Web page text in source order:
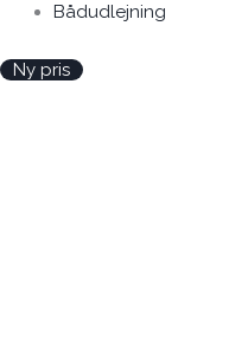
Bådudlejning
Ny pris